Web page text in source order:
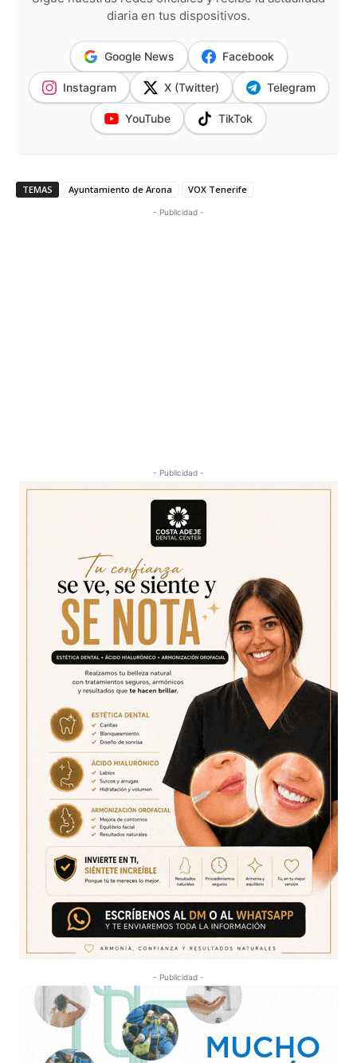
diaria en tus dispositivos.
Google News Facebook
Instagram X (Twitter) Telegram
YouTube TikTok
TEMAS Ayuntamiento de Arona VOX Tenerife
- Publicidad -
- Publicidad -
- Publicidad -